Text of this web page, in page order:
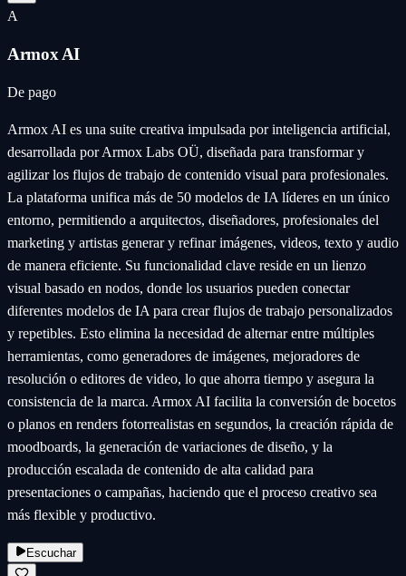
A
Armox AI
De pago
Armox AI es una suite creativa impulsada por inteligencia artificial,
desarrollada por Armox Labs OÜ, diseñada para transformar y
agilizar los flujos de trabajo de contenido visual para profesionales.
La plataforma unifica más de 50 modelos de IA líderes en un único
entorno, permitiendo a arquitectos, diseñadores, profesionales del
marketing y artistas generar y refinar imágenes, videos, texto y audio
de manera eficiente. Su funcionalidad clave reside en un lienzo
visual basado en nodos, donde los usuarios pueden conectar
diferentes modelos de IA para crear flujos de trabajo personalizados
y repetibles. Esto elimina la necesidad de alternar entre múltiples
herramientas, como generadores de imágenes, mejoradores de
resolución o editores de video, lo que ahorra tiempo y asegura la
consistencia de la marca. Armox AI facilita la conversión de bocetos
o planos en renders fotorrealistas en segundos, la creación rápida de
moodboards, la generación de variaciones de diseño, y la
producción escalada de contenido de alta calidad para
presentaciones o campañas, haciendo que el proceso creativo sea
más flexible y productivo.
Escuchar